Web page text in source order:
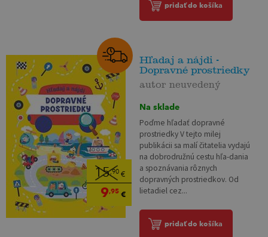
pridať do košíka
15,90€
9,95€
Hľadaj a nájdi -
Dopravné prostriedky
autor neuvedený
Na sklade
Poďme hľadať dopravné
prostriedky V tejto milej
publikácii sa malí čitatelia vydajú
na dobrodružnú cestu hľa-dania
a spoznávania rôznych
dopravných prostriedkov. Od
lietadiel cez...
pridať do košíka